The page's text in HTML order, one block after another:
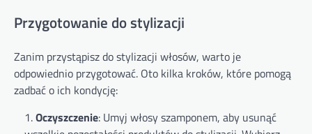
Przygotowanie do stylizacji
Zanim przystąpisz do stylizacji włosów, warto je
odpowiednio przygotować. Oto kilka kroków, które pomogą
zadbać o ich kondycję:
Oczyszczenie: Umyj włosy szamponem, aby usunąć